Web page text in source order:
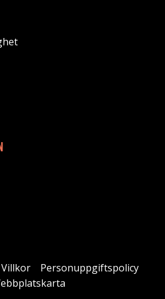
Villkor
Personuppgiftspolicy